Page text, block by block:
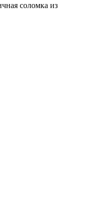
соломка из